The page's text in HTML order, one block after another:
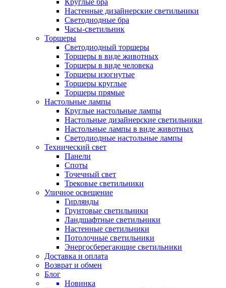
Круглые бра
Настенные дизайнерские светильники
Светодиодные бра
Часы-светильник
Торшеры
Светодиодный торшеры
Торшеры в виде животных
Торшеры в виде человека
Торшеры изогнутые
Торшеры круглые
Торшеры прямые
Настольные лампы
Круглые настольные лампы
Настольные дизайнерские светильники
Настольные лампы в виде животных
Светодиодные настольные лампы
Технический свет
Панели
Споты
Точечный свет
Трековые светильники
Уличное освещение
Гирлянды
Грунтовые светильники
Ландшафтные светильники
Настенные светильники
Потолочные светильники
Энергосберегающие светильники
Доставка и оплата
Возврат и обмен
Блог
Новинка